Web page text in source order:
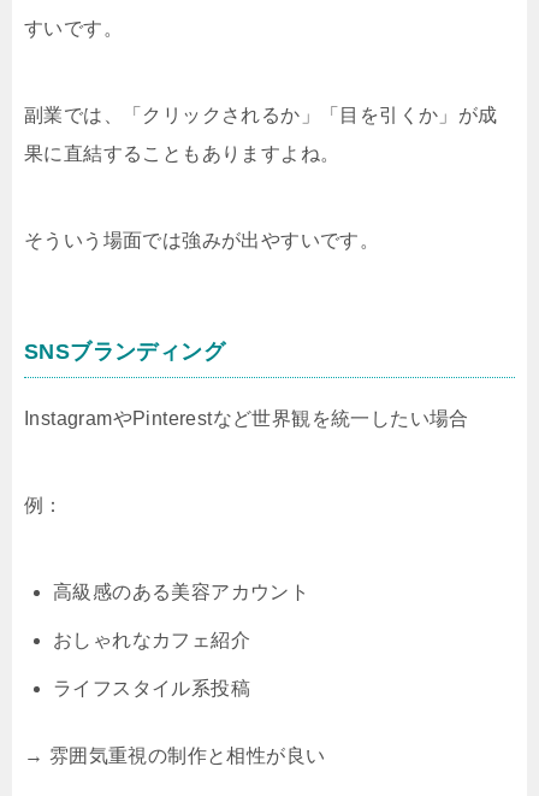
すいです。
副業では、「クリックされるか」「目を引くか」が成
果に直結することもありますよね。
そういう場面では強みが出やすいです。
SNSブランディング
InstagramやPinterestなど世界観を統一したい場合
例：
高級感のある美容アカウント
おしゃれなカフェ紹介
ライフスタイル系投稿
→ 雰囲気重視の制作と相性が良い